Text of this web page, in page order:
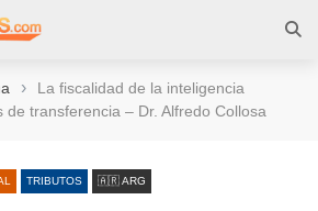
›
La fiscalidad de la inteligencia
de transferencia – Dr. Alfredo Collosa
TRIBUTOS 🇦🇷 ARG